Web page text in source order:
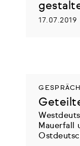
17.07.2019
GESPRÄCH
Mauerfall